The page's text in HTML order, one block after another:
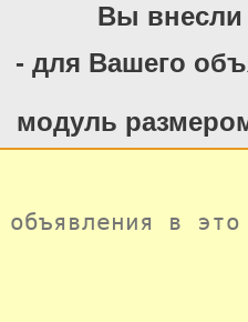
Вы внесли
- для Вашего
модуль